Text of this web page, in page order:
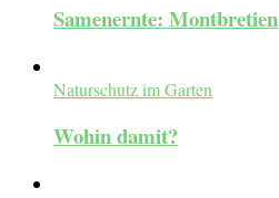
Samenernte: Montbretien
Naturschutz im Garten
Wohin damit?